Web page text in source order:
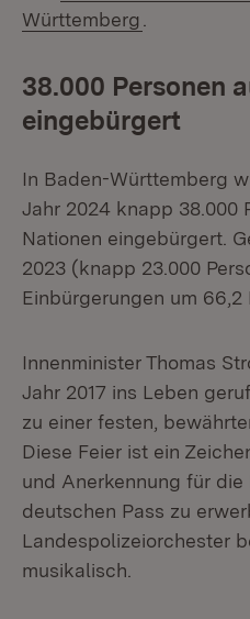
Württemberg
38.000 Personen
eingebürgert
In Baden-Württemberg
Jahr 2024 knapp 38.000
Nationen eingebürgert.
2023 (knapp 23.000
Einbürgerungen um 66,2
Innenminister Thomas
Jahr 2017 ins Leben
zu einer festen,
Diese Feier ist ein
und Anerkennung für
deutschen Pass zu
Landespolizeiorchester
musikalisch.